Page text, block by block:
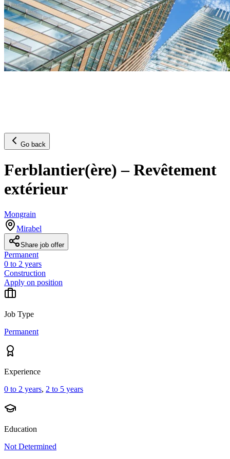
Go back
Ferblantier(ère) – Revêtement
extérieur
Mongrain
Mirabel
Share job offer
Permanent
0 to 2 years
Construction
Apply on position
Job Type
Permanent
Experience
0 to 2 years, 2 to 5 years
Education
Not Determined